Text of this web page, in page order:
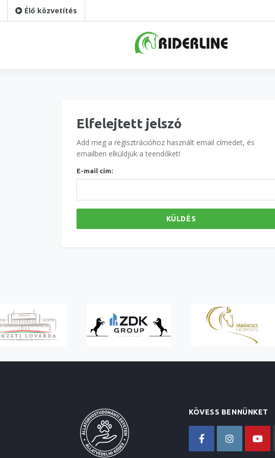
Élő közvetítés
Elfelejtett jelszó
Add meg a regisztrációhoz használt email címedet, és
emailben elküldjük a teendőket!
E-mail cím:
KÜLDÉS
KÖVESS BENNÜNKET